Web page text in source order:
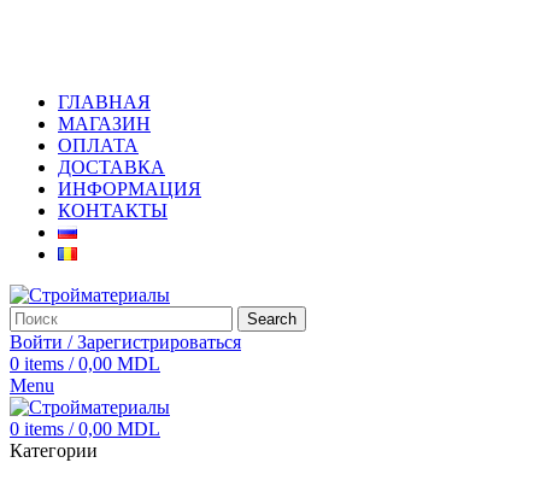
ГЛАВНАЯ
МАГАЗИН
ОПЛАТА
ДОСТАВКА
ИНФОРМАЦИЯ
КОНТАКТЫ
Search
Войти / Зарегистрироваться
0 items / 0,00 MDL
Menu
0 items / 0,00 MDL
Категории